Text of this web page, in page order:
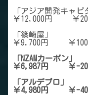
「アジア
￥12,000円 ￥
「
￥9,700円 ￥100
「
￥6,987円 ￥-
「ア
￥4,980円 ￥-40